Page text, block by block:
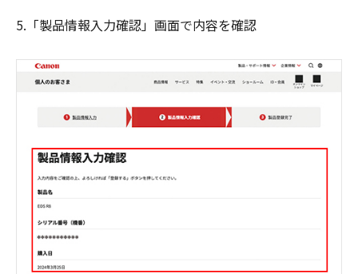
5.「製品情報入力確認」画面で内容を確認